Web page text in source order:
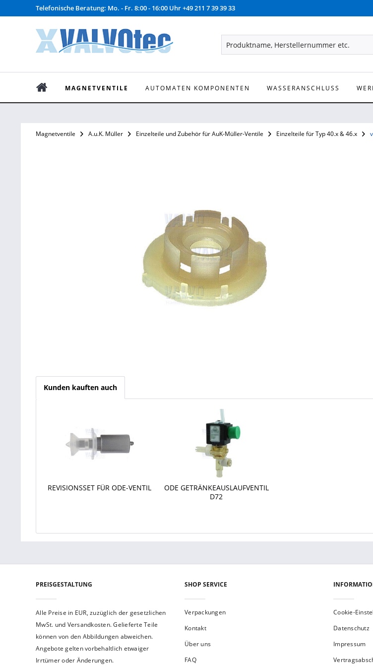
Telefonische Beratung: Mo. - Fr. 8:00 - 16:00 Uhr +49 211 7 39 39 33
MAGNETVENTILE AUTOMATEN KOMPONENTEN WASSERANSCHLUSS
Magnetventile A.u.K. Müller Einzelteile und Zubehör für AuK-Müller-Ventile Einzelteile für Typ 40.x & 46.x
Kunden kauften auch
REVISIONSSET FÜR ODE-VENTIL
ODE GETRÄNKEAUSLAUFVENTIL
D72
PREISGESTALTUNG
Alle Preise in EUR, zuzüglich der gesetzlichen
MwSt. und Versandkosten. Gelieferte Teile
können von den Abbildungen abweichen.
Angebote gelten vorbehaltlich etwaiger
Irrtümer oder Änderungen.
SHOP SERVICE
Verpackungen
Kontakt
Über uns
FAQ
Cookie-
Datenschutz
Impressum